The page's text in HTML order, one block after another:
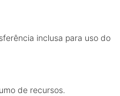
inclusa para uso do
de recursos.